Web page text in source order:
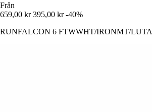
Från
659,00 kr 395,00 kr -40%
RUNFALCON 6 FTWWHT/IRONMT/LUTA